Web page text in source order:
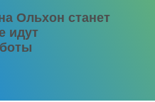
Ольхон станет
идут